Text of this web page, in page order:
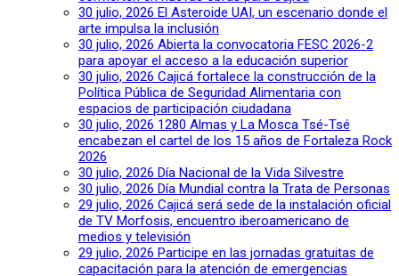
30 julio, 2026 El Asteroide UAI, un escenario donde el
arte impulsa la inclusión
30 julio, 2026 Abierta la convocatoria FESC 2026-2
para apoyar el acceso a la educación superior
30 julio, 2026 Cajicá fortalece la construcción de la
Política Pública de Seguridad Alimentaria con
espacios de participación ciudadana
30 julio, 2026 1280 Almas y La Mosca Tsé-Tsé
encabezan el cartel de los 15 años de Fortaleza Rock
2026
30 julio, 2026 Día Nacional de la Vida Silvestre
30 julio, 2026 Día Mundial contra la Trata de Personas
29 julio, 2026 Cajicá será sede de la instalación oficial
de TV Morfosis, encuentro iberoamericano de
medios y televisión
29 julio, 2026 Participe en las jornadas gratuitas de
capacitación para la atención de emergencias